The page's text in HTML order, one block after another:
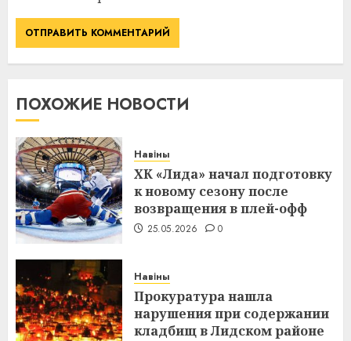
ПОХОЖИЕ НОВОСТИ
Навіны
ХК «Лида» начал подготовку
к новому сезону после
возвращения в плей-офф
25.05.2026 0
Навіны
Прокуратура нашла
нарушения при содержании
кладбищ в Лидском районе